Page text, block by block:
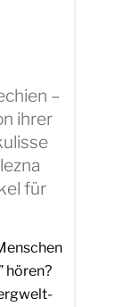
–
ihrer
für
hören?